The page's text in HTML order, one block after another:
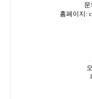
문
홈페이지: